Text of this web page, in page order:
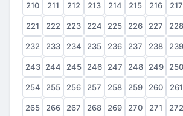
210 211 212 213 214 215 216 217
221 222 223 224 225 226 227 228
232 233 234 235 236 237 238 239
243 244 245 246 247 248 249 250
254 255 256 257 258 259 260 261
265 266 267 268 269 270 271 272